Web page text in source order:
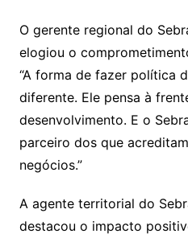
O gerente regional do
elogiou o
“A forma de fazer política
diferente. Ele pensa à
desenvolvimento. E o
parceiro dos que
negócios.”
A agente territorial do
destacou o impacto